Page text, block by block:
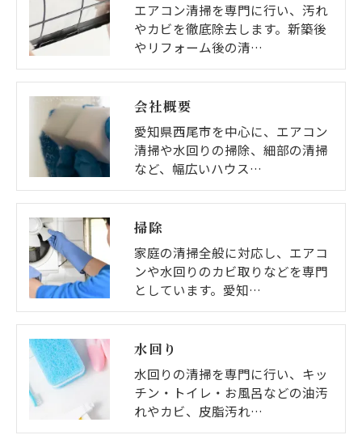
エアコン清掃を専門に行い、汚れ
やカビを徹底除去します。新築後
やリフォーム後の清…
会社概要
愛知県西尾市を中心に、エアコン
清掃や水回りの掃除、細部の清掃
など、幅広いハウス…
掃除
家庭の清掃全般に対応し、エアコ
ンや水回りのカビ取りなどを専門
としています。愛知…
水回り
水回りの清掃を専門に行い、キッ
チン・トイレ・お風呂などの油汚
れやカビ、皮脂汚れ…